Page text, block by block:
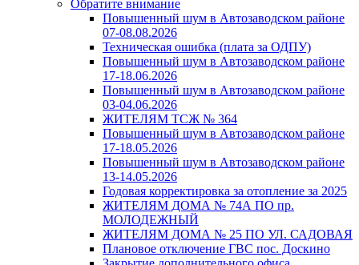
Обратите внимание
Повышенный шум в Автозаводском районе
07-08.08.2026
Техническая ошибка (плата за ОДПУ)
Повышенный шум в Автозаводском районе
17-18.06.2026
Повышенный шум в Автозаводском районе
03-04.06.2026
ЖИТЕЛЯМ ТСЖ № 364
Повышенный шум в Автозаводском районе
17-18.05.2026
Повышенный шум в Автозаводском районе
13-14.05.2026
Годовая корректировка за отопление за 2025
ЖИТЕЛЯМ ДОМА № 74А ПО пр.
МОЛОДЕЖНЫЙ
ЖИТЕЛЯМ ДОМА № 25 ПО УЛ. САДОВАЯ
Плановое отключение ГВС пос. Доскино